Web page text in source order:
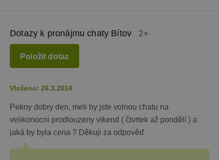
Dotazy k pronájmu chaty Bítov 2×
Položit dotaz
Vloženo: 26.3.2014
Pekny dobry den, meli by jste volnou chatu na
velikonocni prodlouzeny vikend ( čtvrtek až pondělí ) a
jaká by byla cena ? Děkuji za odpověď